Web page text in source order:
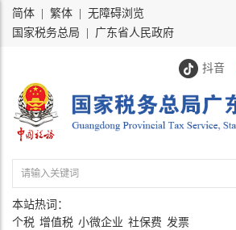
简体 繁体
无障碍浏览
国家税务总局
广东省人民政府
抖音
本站热词：
个税 增值税 小微企业 社保费 发票